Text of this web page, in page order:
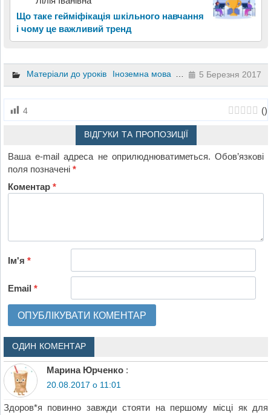
Що таке гейміфікація шкільного навчання
і чому це важливий тренд
Матеріали до уроків Іноземна мова 3 клас 4 клас
5 Березня 2017
4 ()
ВІДГУКИ ТА ПРОПОЗИЦІЇ
Ваша e-mail адреса не оприлюднюватиметься. Обов’язкові
поля позначені*
Коментар*
Ім'я*
Email*
ОДИН КОМЕНТАР
Марина Юрченко :
20.08.2017 о 11:01
Здоров*я повинно завжди стояти на першому місці як для